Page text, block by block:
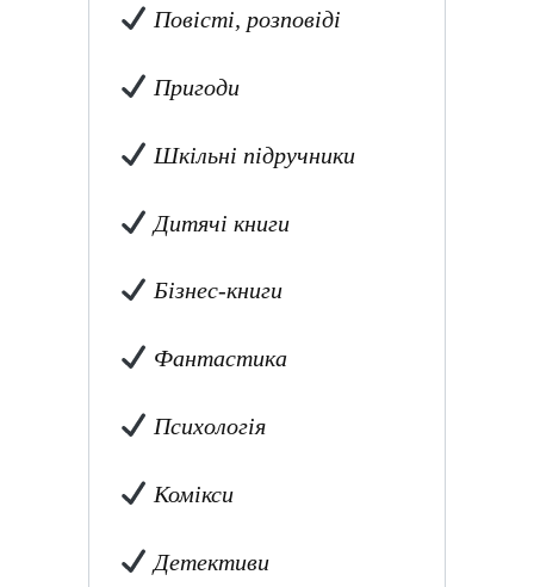
Повісті, розповіді
Пригоди
Шкільні підручники
Дитячі книги
Бізнес-книги
Фантастика
Психологія
Комікси
Детективи